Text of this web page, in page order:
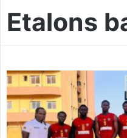
Etalons